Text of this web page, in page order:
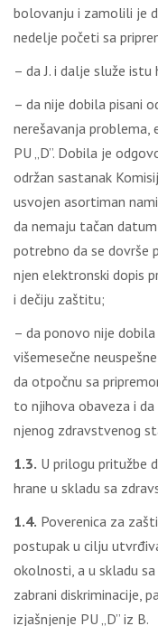
bolovanju i zamolili je
nedelje početi sa
– da J. i dalje služe
– da nije dobila pisani
nerešavanja
PU „D”. Dobila je
održan sastanak
usvojen asortiman
da nemaju tačan
potrebno da se dovrše
njen elektronski dopis
i dečiju zaštitu;
– da ponovo nije
višemesečne
da otpočnu sa
to njihova obaveza i da
njenog zdravstvenog
1.3. U prilogu pritužbe
hrane u skladu sa
1.4. Poverenica za
postupak u cilju
okolnosti, a u skladu sa
zabrani diskriminacije,
izjašnjenje PU „D” iz B.